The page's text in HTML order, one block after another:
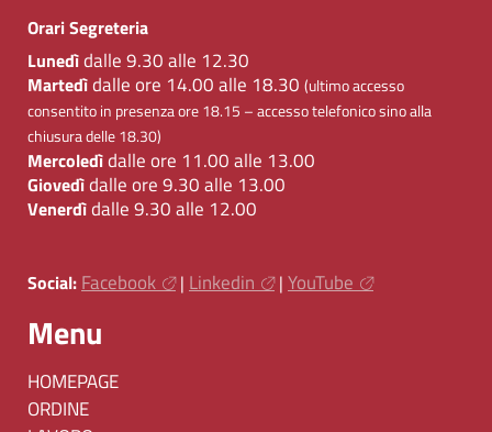
Orari Segreteria
Lunedìdalle 9.30 alle 12.30
Martedìdalle ore 14.00 alle 18.30 (ultimo accesso
consentito in presenza ore 18.15 – accesso telefonico sino alla
chiusura delle 18.30)
Mercoledìdalle ore 11.00 alle 13.00
Giovedìdalle ore 9.30 alle 13.00
Venerdìdalle 9.30 alle 12.00
Social: Facebook | Linkedin | YouTube
Menu
HOMEPAGE
ORDINE